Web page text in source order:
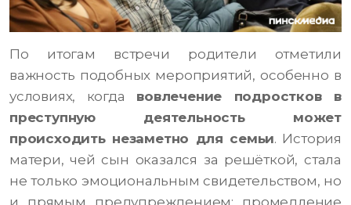
По итогам встречи родители отметили
важность подобных мероприятий, особенно в
условиях, когда вовлечение подростков в
преступную деятельность может
происходить незаметно для семьи. История
матери, чей сын оказался за решёткой, стала
не только эмоциональным свидетельством, но